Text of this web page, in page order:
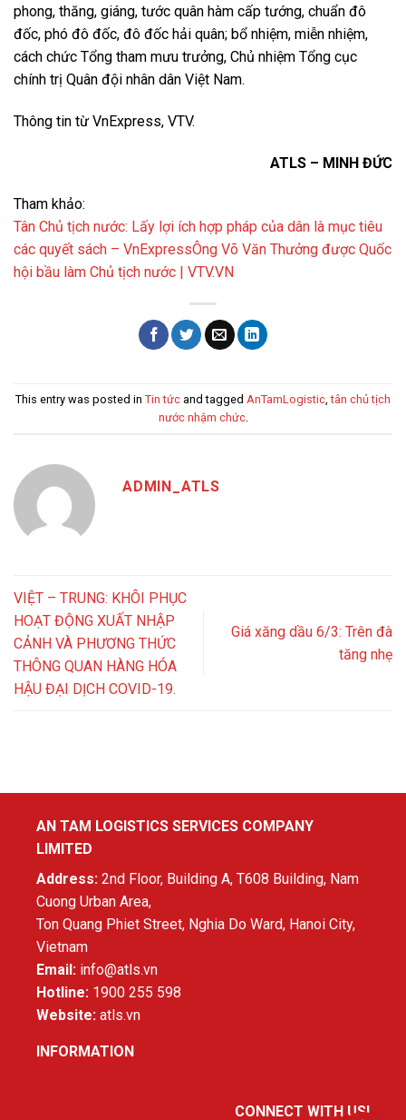
phong, thăng, giáng, tước quân hàm cấp tướng, chuẩn đô
đốc, phó đô đốc, đô đốc hải quân; bổ nhiệm, miễn nhiệm,
cách chức Tổng tham mưu trưởng, Chủ nhiệm Tổng cục
chính trị Quân đội nhân dân Việt Nam.
Thông tin từ VnExpress, VTV.
ATLS – MINH ĐỨC
Tham khảo:
Tân Chủ tịch nước: Lấy lợi ích hợp pháp của dân là mục tiêu
các quyết sách – VnExpressÔng Võ Văn Thưởng được Quốc
hội bầu làm Chủ tịch nước | VTV.VN
This entry was posted in Tin tức and tagged AnTamLogistic ,tân chủ tịch
nước nhậm chức.
ADMIN_ATLS
VIỆT – TRUNG: KHÔI PHỤC
HOẠT ĐỘNG XUẤT NHẬP
CẢNH VÀ PHƯƠNG THỨC
THÔNG QUAN HÀNG HÓA
HẬU ĐẠI DỊCH COVID-19.
Giá xăng dầu 6/3: Trên đà
tăng nhẹ
AN TAM LOGISTICS SERVICES COMPANY
LIMITED
Address:2nd Floor, Building A, T608 Building, Nam
Cuong Urban Area,
Ton Quang Phiet Street, Nghia Do Ward, Hanoi City,
Vietnam
Email: info@atls.vn
Hotline:1900 255 598
Website: atls.vn
INFORMATION
CONNECT WITH US!